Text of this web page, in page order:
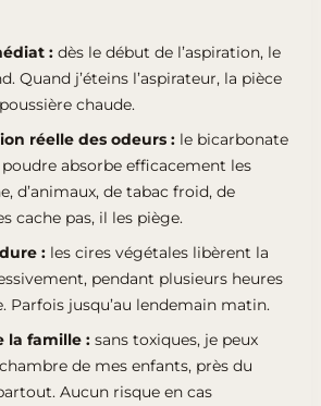
: dès le début de l’aspiration, le
Quand j’éteins l’aspirateur, la pièce
chaude.
réelle des odeurs : le bicarbonate
absorbe efficacement les
d’animaux, de tabac froid, de
cache pas, il les piège.
: les cires végétales libèrent la
pendant plusieurs heures
Parfois jusqu’au lendemain matin.
la famille : sans toxiques, je peux
de mes enfants, près du
Aucun risque en cas